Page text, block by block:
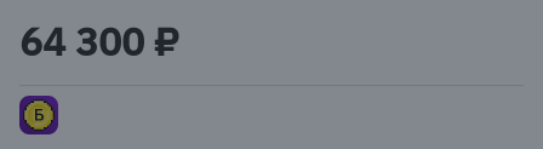
of
3
64 300 ₽